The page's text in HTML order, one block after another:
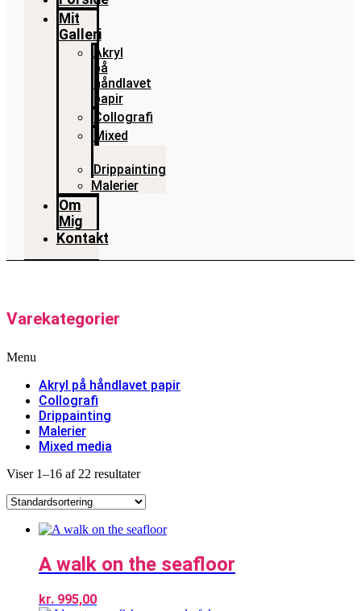
Mit
Galleri
Akryl
på
håndlavet
papir
Collografi
Mixed
media
Drippainting
Malerier
Om
Mig
Kontakt
Varekategorier
Menu
Akryl på håndlavet papir
Collografi
Drippainting
Malerier
Mixed media
Viser 1–16 af 22 resultater
A walk on the seafloor
kr. 995,00